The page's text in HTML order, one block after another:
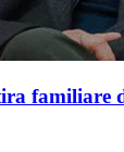
familiare